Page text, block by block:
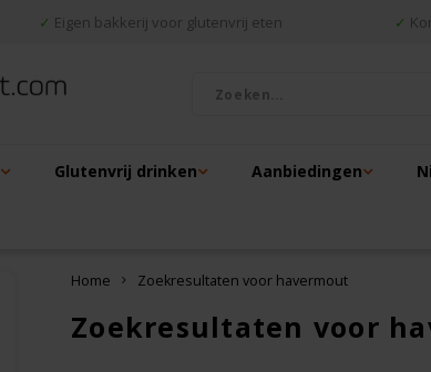
✓ Eigen bakkerij voor glutenvrij eten ✓
Glutenvrij drinken Aanbiedingen
Home Zoekresultaten voor havermout
Zoekresultaten voor